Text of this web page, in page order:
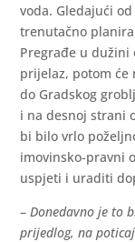
voda. Gledajući
trenutačno
Pregrađe u dužini
prijelaz, potom
do Gradskog
i na desnoj strani
bi bilo vrlo
imovinsko-pravni
uspjeti i uraditi
–Donedavno je to
prijedlog, na